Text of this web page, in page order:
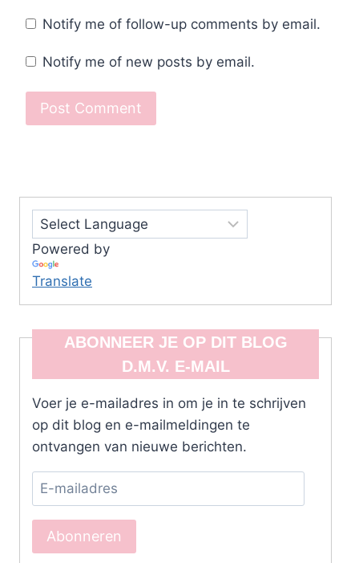
Notify me of follow-up comments by email.
Notify me of new posts by email.
Powered by
Translate
ABONNEER JE OP DIT BLOG
D.M.V. E-MAIL
Voer je e-mailadres in om je in te schrijven
op dit blog en e-mailmeldingen te
ontvangen van nieuwe berichten.
E-
mailadres
Abonneren